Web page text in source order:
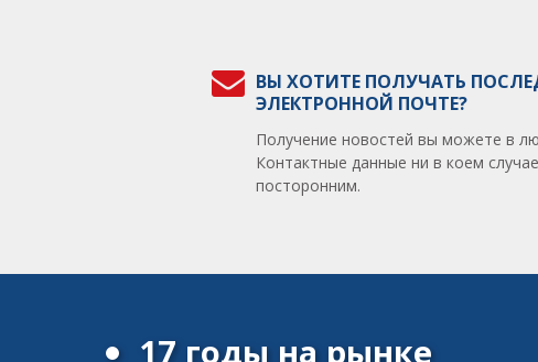
ВЫ ХОТИТЕ ПОЛУЧАТЬ
ЭЛЕКТРОННОЙ ПОЧТЕ?
Получение новостей вы можете в
Контактные данные ни в коем
посторонним.
17 годы на рынке